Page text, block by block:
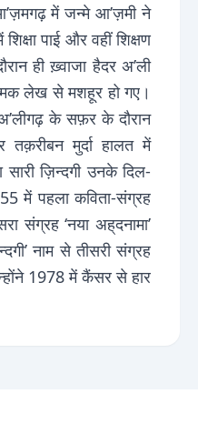
में जन्मे आ’ज़मी ने
पाई और वहीं शिक्षण
ही ख़्वाजा हैदर अ’ली
लेख से मशहूर हो गए।
के सफ़र के दौरान
मुर्दा हालत में
ज़िन्दगी उनके दिल-
में पहला कविता-संग्रह
संग्रह ‘नया अह्‌दनामा’
नाम से तीसरी संग्रह
1978 में कैंसर से हार